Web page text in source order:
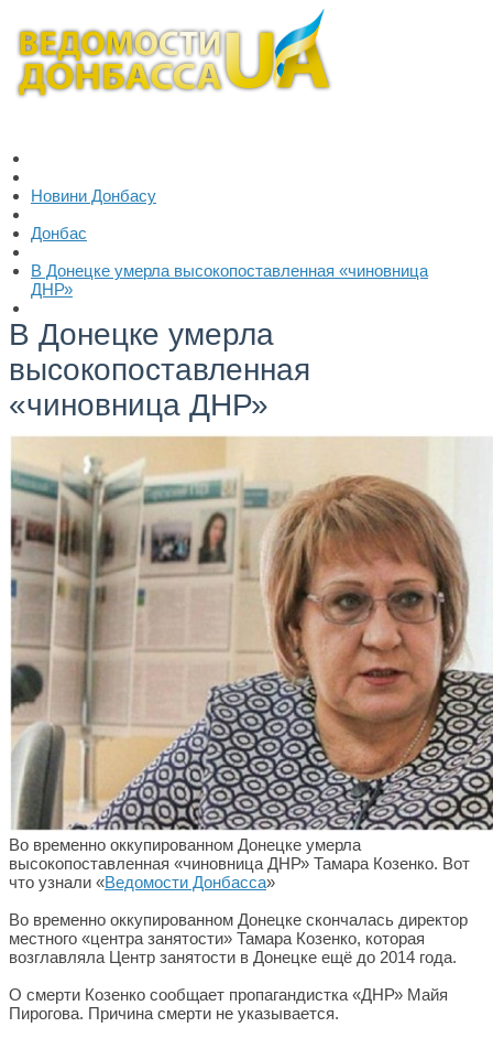
Новини Донбасу
Донбас
В Донецке умерла высокопоставленная «чиновница
ДНР»
В Донецке умерла
высокопоставленная
«чиновница ДНР»
Во временно оккупированном Донецке умерла
высокопоставленная «чиновница ДНР» Тамара Козенко. Вот
что узнали «Ведомости Донбасса»
Во временно оккупированном Донецке скончалась директор
местного «центра занятости» Тамара Козенко, которая
возглавляла Центр занятости в Донецке ещё до 2014 года.
О смерти Козенко сообщает пропагандистка «ДНР» Майя
Пирогова. Причина смерти не указывается.